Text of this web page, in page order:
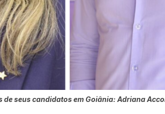
de seus candidatos em Goiânia: Adriana